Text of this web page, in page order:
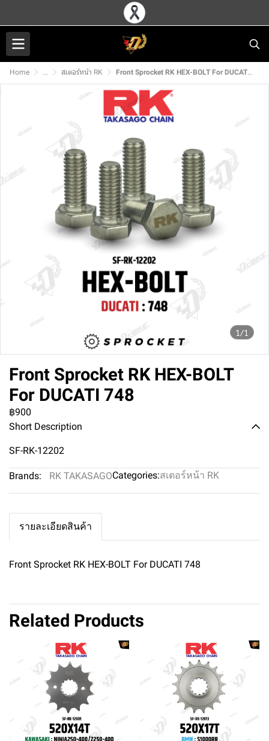
Home ... สเตอร์หน้า RK Front Sprocket RK HEX-BOLT For DUCATI 748
1/1
Front Sprocket RK HEX-BOLT
For DUCATI 748
฿900
Short Description
SF-RK-12202
Brands: RK TAKASAGOCategories:สเตอร์หน้า RK
รายละเอียดสินค้า
Front Sprocket RK HEX-BOLT For DUCATI 748
Related Products